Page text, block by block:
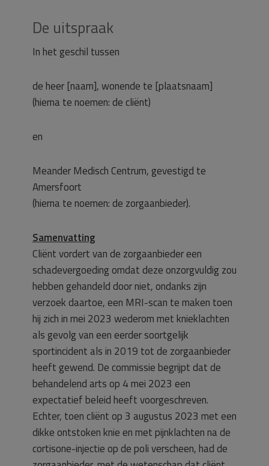
De uitspraak
In het geschil tussen
de heer [naam], wonende te [plaatsnaam]
(hierna te noemen: de cliënt)
en
Meander Medisch Centrum, gevestigd te
Amersfoort
(hierna te noemen: de zorgaanbieder).
Samenvatting
Cliënt vordert van de zorgaanbieder een
schadevergoeding omdat deze onzorgvuldig zou
hebben gehandeld door niet, ondanks zijn
verzoek daartoe, een MRI-scan te maken toen
hij zich in mei 2023 wederom met knieklachten
als gevolg van een eerder soortgelijk
sportincident als in 2019 tot de zorgaanbieder
heeft gewend. De commissie begrijpt dat de
behandelend arts op 4 mei 2023 een
expectatief beleid heeft voorgeschreven.
Echter, toen cliënt op 3 augustus 2023 met een
dikke ontstoken knie en met pijnklachten na de
cortisone-injectie op de poli verscheen, had de